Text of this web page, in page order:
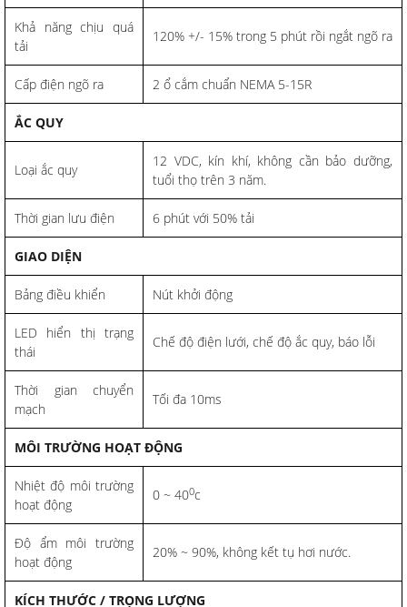
Khả năng chịu quá
tải
120% +/- 15% trong 5 phút rồi ngắt ngõ ra
Cấp điện ngõ ra 2 ổ cắm chuẩn NEMA 5-15R
ẮC QUY
Loại ắc quy
12 VDC, kín khí, không cần bảo dưỡng,
tuổi thọ trên 3 năm.
Thời gian lưu điện 6 phút với 50% tải
GIAO DIỆN
Bảng điều khiển Nút khởi động
LED hiển thị trạng
thái
Chế độ điện lưới, chế độ ắc quy, báo lỗi
Thời gian chuyển
mạch
Tối đa 10ms
MÔI TRƯỜNG HOẠT ĐỘNG
Nhiệt độ môi trường
hoạt động
0 ~ 400c
Độ ẩm môi trường
hoạt động
20% ~ 90%, không kết tụ hơi nước.
KÍCH THƯỚC / TRỌNG LƯỢNG